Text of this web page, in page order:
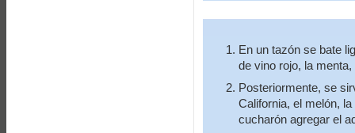
En un tazón se bate
de vino rojo, la
Posteriormente, se
California, el melón,
cucharón agregar el